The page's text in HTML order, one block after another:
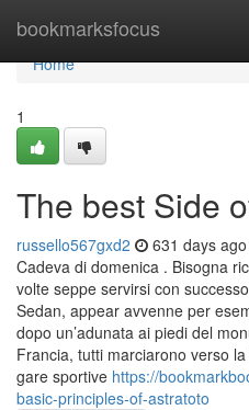
bookmarksfocus
Home
Home
1
The best Side
russello567gxd2 631 days ago
Cadeva di domenica . Bisogna
volte seppe servirsi con
Sedan, appear avvenne per
dopo un’adunata ai piedi del
Francia, tutti marciarono verso
gare sportive https://
basic-principles-of-astratoto